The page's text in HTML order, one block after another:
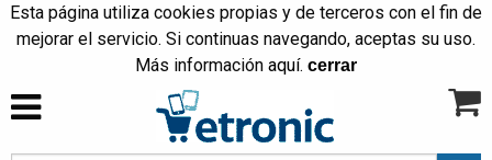
Esta página utiliza cookies propias y de terceros con el fin de
mejorar el servicio. Si continuas navegando, aceptas su uso.
Más información aquí. cerrar